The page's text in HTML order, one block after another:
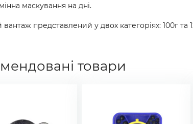
маскування на дні.
представлений у двох категоріях: 100г та
товари